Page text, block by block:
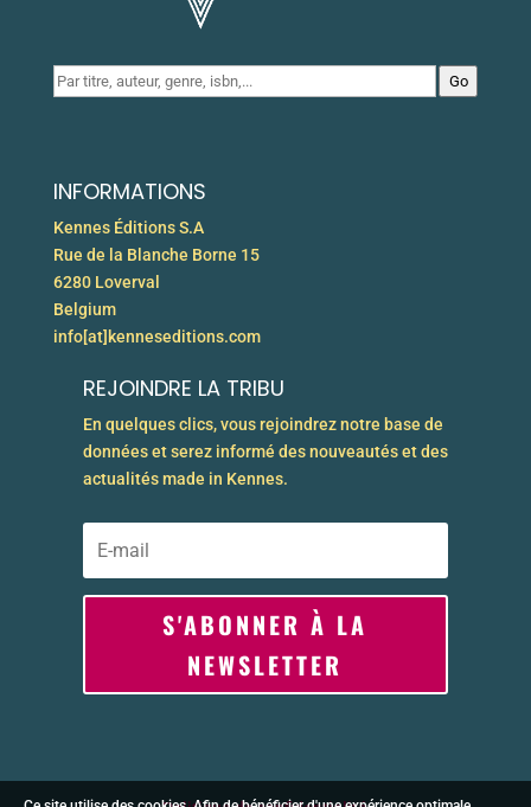
Go
INFORMATIONS
Kennes Éditions S.A
Rue de la Blanche Borne 15
6280 Loverval
Belgium
info[at]kenneseditions.com
REJOINDRE LA TRIBU
En quelques clics, vous rejoindrez notre base de
données et serez informé des nouveautés et des
actualités made in Kennes.
S'ABONNER À LA
NEWSLETTER